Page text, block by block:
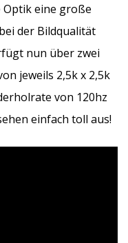
Optik eine große
der Bildqualität
nun über zwei
jeweils 2,5k x 2,5k
von 120hz
einfach toll aus!